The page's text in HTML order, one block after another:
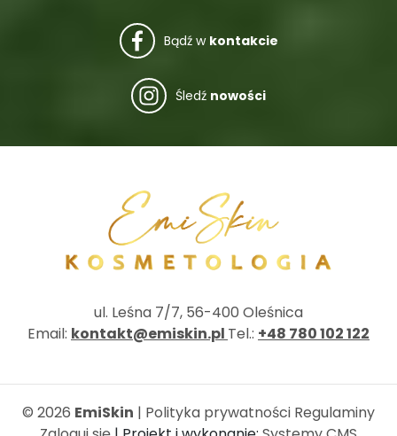
Bądź w kontakcie
Śledź nowości
ul. Leśna 7/7, 56-400 Oleśnica
Email: kontakt@emiskin.pl Tel.: +48 780 102 122
© 2026 EmiSkin | Polityka prywatności Regulaminy